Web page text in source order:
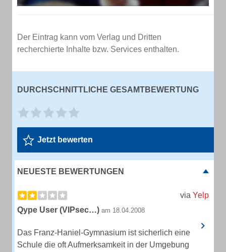
Der Eintrag kann vom Verlag und Dritten
recherchierte Inhalte bzw. Services enthalten.
DURCHSCHNITTLICHE GESAMTBEWERTUNG
Jetzt bewerten
NEUESTE BEWERTUNGEN
via Yelp
Qype User (VIPsec…) am 18.04.2008
Das Franz-Haniel-Gymnasium ist sicherlich eine
Schule die oft Aufmerksamkeit in der Umgebung